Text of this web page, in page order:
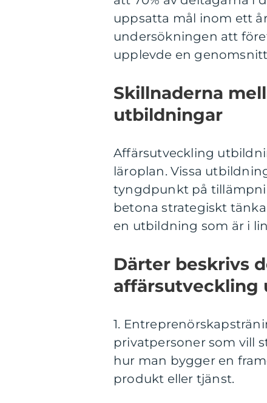
uppsatta mål inom ett
undersökningen att
upplevde en
Skillnaderna
utbildningar
Affärsutveckling
läroplan. Vissa
tyngdpunkt på
betona strategiskt
en utbildning som är i
Därter beskrivs
affärsutveckling
1.
privatpersoner som vill
hur man bygger en
produkt eller tjänst.